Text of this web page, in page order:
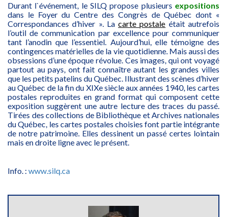
Durant l`événement, le SILQ propose plusieurs expositions
dans le Foyer du Centre des Congrès de Québec dont «
Correspondances d’hiver ». Lacarte postale était autrefois
l’outil de communication par excellence pour communiquer
tant l’anodin que l’essentiel. Aujourd’hui, elle témoigne des
contingences matérielles de la vie quotidienne. Mais aussi des
obsessions d’une époque révolue. Ces images, qui ont voyagé
partout au pays, ont fait connaître autant les grandes villes
que les petits patelins du Québec. Illustrant des scènes d’hiver
au Québec de la fin du XIXe siècle aux années 1940, les cartes
postales reproduites en grand format qui composent cette
exposition suggèrent une autre lecture des traces du passé.
Tirées des collections de Bibliothèque et Archives nationales
du Québec, les cartes postales choisies font partie intégrante
de notre patrimoine. Elles dessinent un passé certes lointain
mais en droite ligne avec le présent.
Info. : www.silq.ca